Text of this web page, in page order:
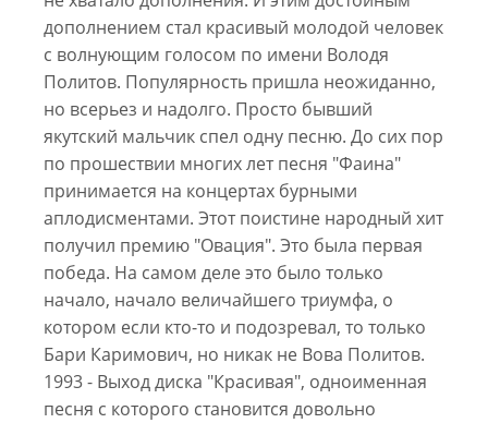
дополнением стал красивый молодой человек
с волнующим голосом по имени Володя
Политов. Популярность пришла неожиданно,
но всерьез и надолго. Просто бывший
якутский мальчик спел одну песню. До сих пор
по прошествии многих лет песня "Фаина"
принимается на концертах бурными
аплодисментами. Этот поистине народный хит
получил премию "Овация". Это была первая
победа. На самом деле это было только
начало, начало величайшего триумфа, о
котором если кто-то и подозревал, то только
Бари Каримович, но никак не Вова Политов.
1993 - Выход диска "Красивая", одноименная
песня с которого становится довольно